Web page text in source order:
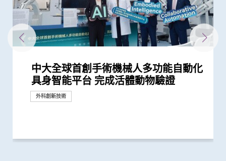
中大全球首創手術機械人多功能自動化
具身智能平台 完成活體動物驗證
外科創新技術
信興教育及慈善基金機械人外科教授趙
偉仁教授就職演講： 「鼎新革故 夢想
成真：從醫學、藝術，到機械、科研」
中大醫學院證實以AI輔助大腸內窺鏡檢
查 腺瘤檢測率增加四成 並成功訓練AI
輔助早期消化道癌症治療
中大成功完成全球首宗利用內鏡手術機
械人進行內鏡黏膜下剝離術治大腸癌
外科創新技術
中大在內鏡技術取得重大突破 成功完
成全港首宗無創內鏡機械人手術
外科創新技術
中大率先引入無創經口內鏡賁門切開術
治療食道功能失調症
外科創新技術
中大醫科2026/27學年推新課程模式CU
Medicine Plus 三層架構課程 裝備新
一代醫者多元能力 迎接醫療新世代
中大醫學院與美國國家醫學院慶祝締結
備忘錄夥伴關係並 舉辦中大—美國國
家醫學院傑出講座暨國際衞生政策研...
中大成功利用自家研發的腹腔鏡機械人
完成橫跨歐亞三地20,000公里遙距手術
彰顯香港突破地域界限 匯聚國際知名...
中大校長盧煜明教授與醫學院院長趙偉
仁教授獲選為歐洲科學院外籍院士
獎項及榮譽
中大與北大亞洲首項臨床研究發現 數
碼化失眠介入程式可降低青年失眠患者
抑鬱症發病率逾四成
創科賦能 智慧醫療 -– 手術機器人產業
新趨勢研討會暨康諾思騰與香港中文大
學醫學院簽署合作備忘錄簽署儀式
中大醫學院與正大天晴簽署合作框架協
議 緊密結合及發揮內地與香港醫藥創
新科研、人才培訓、轉化和產業優勢
中大醫學院獲李嘉誠基金會捐贈亞洲首
台Histotripsy 2.0系統 共30名患者獲
資助接受組織碎化技術治肝癌
中大與東南亞及英國學府共同研究 為
大型語言模型在公共衞生研究中的角色
帶來嶄新見解
中大與瑞士蘇黎世聯邦理工學院聯手
全球首次在活體動物成功進行橫跨歐亞
的遠程遙距磁控內窺鏡手術
中大醫學院完成全球首個針對心房顫動
華人患者的腦出血治療成效研究
研究
中大「全自動視網膜圖像分析」證有效
評估自閉症及抑鬱症風險 獲第49屆日
內瓦國際發明展三項大獎
中大醫學院研發的手機程式有效評估抑
鬱症
研究
中大研究發現咽峽炎鏈球菌可引致胃癌
研究
中大分析文字報告發現新冠症狀會隨病
毒變異及疫苗接種情況改變 並證實人
工智能大型語言模型有助傳染病研究
中大宣佈委任趙偉仁教授為醫學院院長
里程碑
中大醫學院證實內窺鏡胃腸繞道術治療
惡性胃出口阻塞 成效更高、住院時間
更短
中大醫學院與奧林巴斯簽署合作備忘錄
共建「臨床前及臨床研究中心」 發展
內鏡及腹腔鏡創新科技
中大醫學院證實新超聲波內窺鏡引流術
治療惡性膽管阻塞 成功率較常規治療
更高 治療時間亦更短
中大研究顯示止血粉可作上消化道出血
的一線治療方法
研究
中大全球首證由人工智能技術研發出的
磁力共振腦掃描指數 能有效臨床偵測
三類早期認知障礙疾病
中大研究團隊開發新一代人工智能系統
自動分析新冠肺炎CT影像
研究
中大成功研發可在體內快速傳輸的「生
物合成軟體微型機械人」 突破現有儀
器限制 深入狹窄腔道治療消化道疾病
中大拆解為急性上消化道出血患者進行
內鏡檢查的時間謎團
研究
中大與世界頂尖學府加強跨學科醫療機
械人研究合作 重塑醫學診斷和治療的
未來發展
中大完成全球首個多專科單孔微創機械
人手術臨床研究 證新技術有效深入以
往難達位置進行精準治療
中大率先將「文物觀賞」融入醫學教育
效法耶魯醫學院模式 提升觀察及表達
能力 裨益臨床診症
港韓瑞三地學者聯手研頂尖醫學科技
創新納米技術治療消化道及心血管疾病
國際合作
香港中文大學與蘇黎世聯邦理工學院結
盟 共同研發創新醫學科技治腸胃病
國際合作
中文大學與倫敦帝國學院共同推動創新
醫療科技
國際合作
中大醫學院成功植入「脈衝產生器」醫
治胃酸倒流
外科創新技術
中大成立周毓浩創新醫學技術中心 促
進醫學及工程跨學科合作 轉化尖端科
技至臨床應用
亞洲首例 中大率先引入「胃起搏器」
助胃癱病人恢復消化功能
外科創新技術